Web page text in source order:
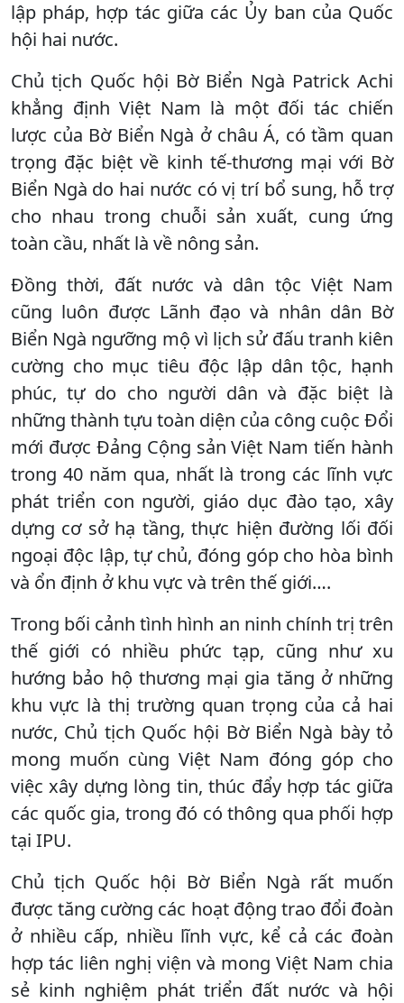
lập pháp, hợp tác giữa các Ủy ban của Quốc
hội hai nước.
Chủ tịch Quốc hội Bờ Biển Ngà Patrick Achi
khẳng định Việt Nam là một đối tác chiến
lược của Bờ Biển Ngà ở châu Á, có tầm quan
trọng đặc biệt về kinh tế-thương mại với Bờ
Biển Ngà do hai nước có vị trí bổ sung, hỗ trợ
cho nhau trong chuỗi sản xuất, cung ứng
toàn cầu, nhất là về nông sản.
Đồng thời, đất nước và dân tộc Việt Nam
cũng luôn được Lãnh đạo và nhân dân Bờ
Biển Ngà ngưỡng mộ vì lịch sử đấu tranh kiên
cường cho mục tiêu độc lập dân tộc, hạnh
phúc, tự do cho người dân và đặc biệt là
những thành tựu toàn diện của công cuộc Đổi
mới được Đảng Cộng sản Việt Nam tiến hành
trong 40 năm qua, nhất là trong các lĩnh vực
phát triển con người, giáo dục đào tạo, xây
dựng cơ sở hạ tầng, thực hiện đường lối đối
ngoại độc lập, tự chủ, đóng góp cho hòa bình
và ổn định ở khu vực và trên thế giới….
Trong bối cảnh tình hình an ninh chính trị trên
thế giới có nhiều phức tạp, cũng như xu
hướng bảo hộ thương mại gia tăng ở những
khu vực là thị trường quan trọng của cả hai
nước, Chủ tịch Quốc hội Bờ Biển Ngà bày tỏ
mong muốn cùng Việt Nam đóng góp cho
việc xây dựng lòng tin, thúc đẩy hợp tác giữa
các quốc gia, trong đó có thông qua phối hợp
tại IPU.
Chủ tịch Quốc hội Bờ Biển Ngà rất muốn
được tăng cường các hoạt động trao đổi đoàn
ở nhiều cấp, nhiều lĩnh vực, kể cả các đoàn
hợp tác liên nghị viện và mong Việt Nam chia
sẻ kinh nghiệm phát triển đất nước và hội